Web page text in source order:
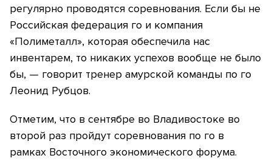
регулярно проводятся соревнования. Если бы не
Российская федерация го и компания
«Полиметалл», которая обеспечила нас
инвентарем, то никаких успехов вообще не было
бы, — говорит тренер амурской команды по го
Леонид Рубцов.
Отметим, что в сентябре во Владивостоке во
второй раз пройдут соревнования по го в
рамках Восточного экономического форума.